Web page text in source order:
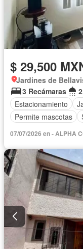
$ 29,500
Jardines de
3 Recámaras
Estacionamiento
Permite mascotas
07/07/2026 en - ALPHA